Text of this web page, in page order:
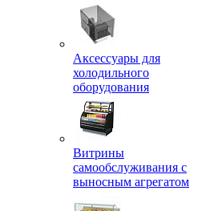
Аксессуары для
холодильного
оборудования
Витрины
самообслуживания с
выносным агрегатом